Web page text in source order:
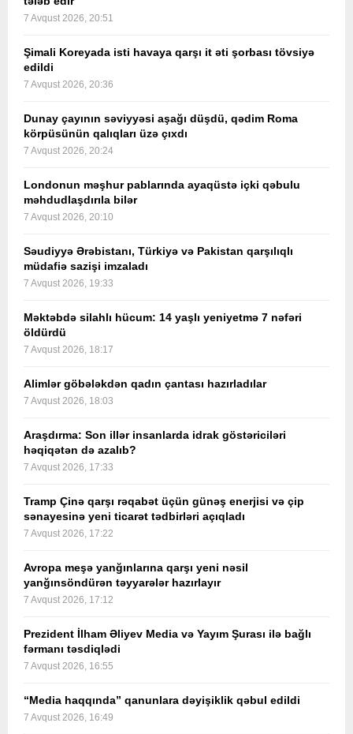
7 Avqust 2026, 20:51
Şimali Koreyada isti havaya qarşı it əti şorbası tövsiyə
edildi
7 Avqust 2026, 20:36
Dunay çayının səviyyəsi aşağı düşdü, qədim Roma
körpüsünün qalıqları üzə çıxdı
7 Avqust 2026, 20:24
Londonun məşhur pablarında ayaqüstə içki qəbulu
məhdudlaşdırıla bilər
7 Avqust 2026, 20:10
Səudiyyə Ərəbistanı, Türkiyə və Pakistan qarşılıqlı
müdafiə sazişi imzaladı
7 Avqust 2026, 19:33
Məktəbdə silahlı hücum: 14 yaşlı yeniyetmə 7 nəfəri
öldürdü
7 Avqust 2026, 18:17
Alimlər göbələkdən qadın çantası hazırladılar
7 Avqust 2026, 18:03
Araşdırma: Son illər insanlarda idrak göstəriciləri
həqiqətən də azalıb?
7 Avqust 2026, 17:33
Tramp Çinə qarşı rəqabət üçün günəş enerjisi və çip
sənayesinə yeni ticarət tədbirləri açıqladı
7 Avqust 2026, 17:22
Avropa meşə yanğınlarına qarşı yeni nəsil
yanğınsöndürən təyyarələr hazırlayır
7 Avqust 2026, 17:12
Prezident İlham Əliyev Media və Yayım Şurası ilə bağlı
fərmanı təsdiqlədi
7 Avqust 2026, 16:55
“Media haqqında” qanunlara dəyişiklik qəbul edildi
7 Avqust 2026, 16:49